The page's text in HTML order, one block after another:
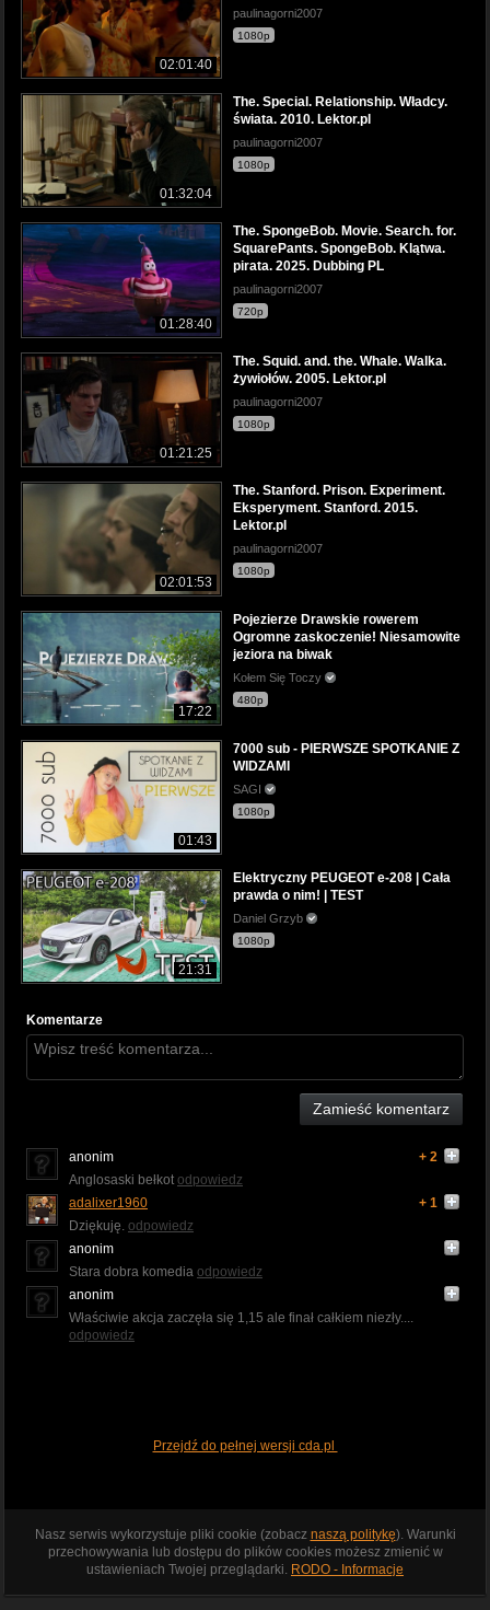
02:01:40
paulinagorni2007
1080p
01:32:04
The. Special. Relationship. Władcy.
świata. 2010. Lektor.pl
paulinagorni2007
1080p
01:28:40
The. SpongeBob. Movie. Search. for.
SquarePants. SpongeBob. Klątwa.
pirata. 2025. Dubbing PL
paulinagorni2007
720p
01:21:25
The. Squid. and. the. Whale. Walka.
żywiołów. 2005. Lektor.pl
paulinagorni2007
1080p
02:01:53
The. Stanford. Prison. Experiment.
Eksperyment. Stanford. 2015.
Lektor.pl
paulinagorni2007
1080p
17:22
Pojezierze Drawskie rowerem
Ogromne zaskoczenie! Niesamowite
jeziora na biwak
Kołem Się Toczy
480p
01:43
7000 sub - PIERWSZE SPOTKANIE Z
WIDZAMI
SAGI
1080p
21:31
Elektryczny PEUGEOT e-208 | Cała
prawda o nim! | TEST
Daniel Grzyb
1080p
Komentarze
Zamieść komentarz
anonim
+ 2
Anglosaski bełkot odpowiedz
adalixer1960
+ 1
Dziękuję. odpowiedz
anonim
Stara dobra komedia odpowiedz
anonim
Właściwie akcja zaczęła się 1,15 ale finał całkiem niezły....
odpowiedz
Przejdź do pełnej wersji cda.pl
Nasz serwis wykorzystuje pliki cookie (zobacz naszą politykę). Warunki
przechowywania lub dostępu do plików cookies możesz zmienić w
ustawieniach Twojej przeglądarki. RODO - Informacje